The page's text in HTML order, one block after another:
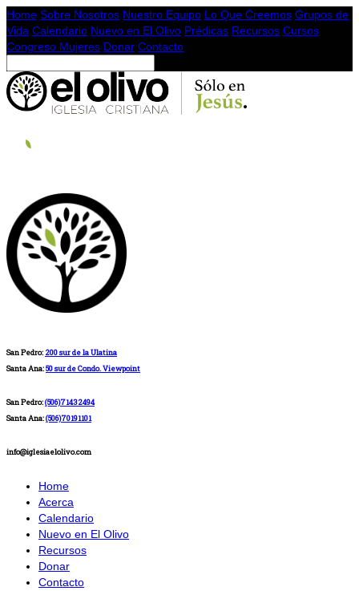
Home Sobre Nosotros Nuestro Equipo Lo Que Creemos Grupos de
Vida Calendario Nuevo en El Olivo Prédicas Recursos Cursos
Congreso Mujeres Donar Contacto
San Pedro: 200 sur de la Ulatina
Santa Ana:50 sur de Condo. Viewpoint
San Pedro:(506)71432494
Santa Ana:(506)70191101
info@iglesiaelolivo.com
Home
Acerca
Calendario
Nuevo en El Olivo
Recursos
Donar
Contacto